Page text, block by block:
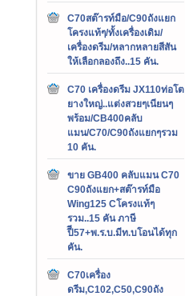
C70สต๊ารท์มือ/C90ถังแยก
โครงแท้ๆ/ทั้งเครื่องเดิม/
เครื่องดรีม/หลากหลายสีสัน
ให้เลือกลองถึง..15 คัน.
C70 เครื่องดรีม JX110ท่อโต
ยางใหญ่..แต่งสวยๆเนียนๆ
พร้อม/CB400คลับ
แมน/C70/C90ถังแยกๆรวม
10 คัน.
ขาย GB400 คลับแมน C70
C90ถังแยก+สต๊ารท์มือ
Wing125 Cโครงแท้ๆ
รวม..15 คัน ภาษี
ปีี57+พ.ร.บ.มีท.บโอนได้ทุก
คัน.
C70เครื่อง
ดรีม,C102,C50,C90ถัง